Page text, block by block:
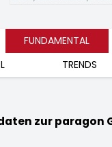
FUNDAMENTAL
TRENDS
zur paragon